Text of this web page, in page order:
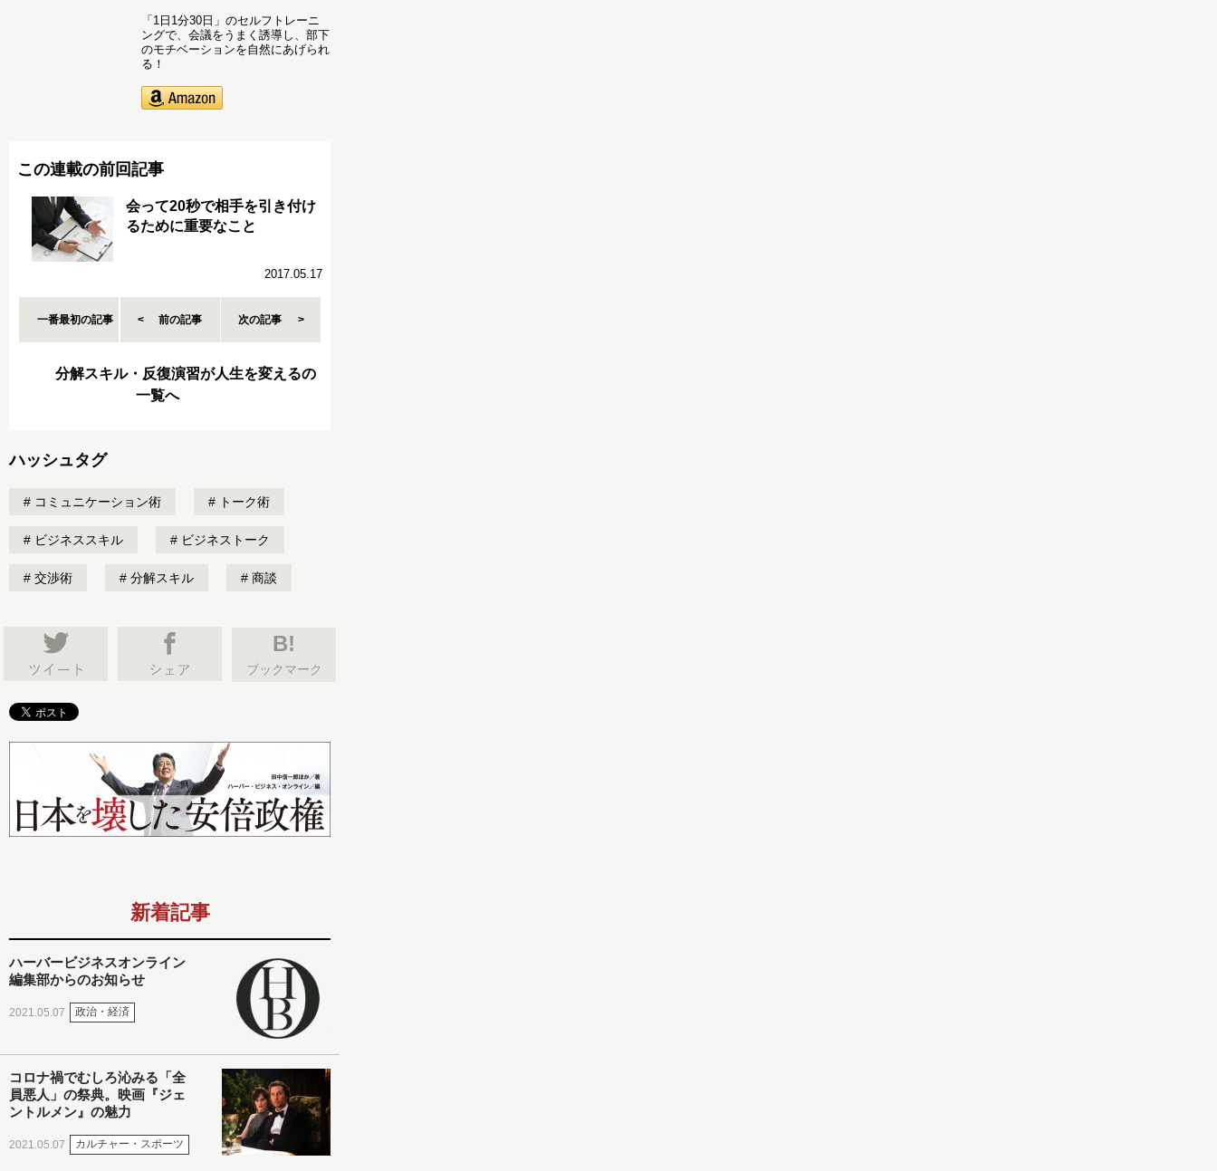
「1日1分30日」のセルフトレーニ
ングで、会議をうまく誘導し、部下
のモチベーションを自然にあげられ
る！
この連載の前回記事
会って20秒で相手を引き付け
るために重要なこと
2017.05.17
一番最初の記事 前の記事 次の記事
分解スキル・反復演習が人生を変えるの
一覧へ
ハッシュタグ
コミュニケーション術 トーク術
ビジネススキル ビジネストーク
交渉術 分解スキル 商談
B!
ブックマーク
新着記事
ハーバービジネスオンライン
編集部からのお知らせ
2021.05.07 政治・経済
コロナ禍でむしろ沁みる「全
員悪人」の祭典。映画『ジェ
ントルメン』の魅力
2021.05.07 カルチャー・スポーツ